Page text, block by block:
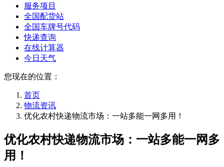
服务项目
全国配货站
全国车牌号代码
快递查询
在线计算器
今日天气
您现在的位置：
首页
物流资讯
优化农村快递物流市场：一站多能一网多用！
优化农村快递物流市场：一站多能一网多
用！